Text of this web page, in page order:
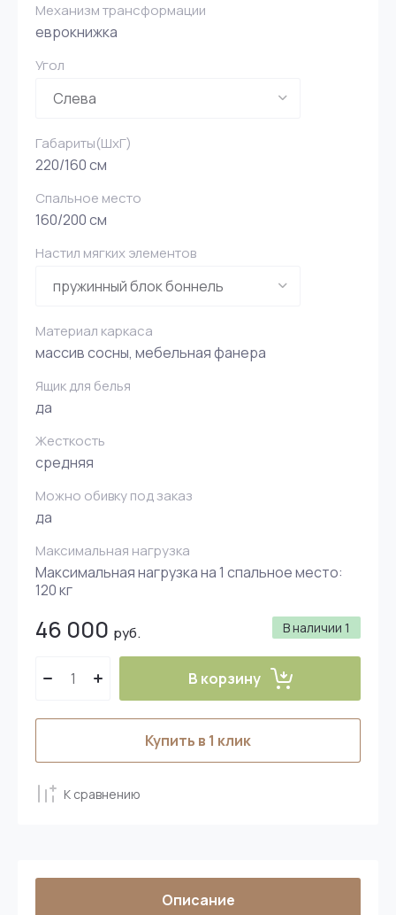
Механизм трансформации
еврокнижка
Угол
Габариты(ШxГ)
220/160 см
Спальное место
160/200 см
Настил мягких элементов
Материал каркаса
массив сосны, мебельная фанера
Ящик для белья
да
Жесткость
средняя
Можно обивку под заказ
да
Максимальная нагрузка
Максимальная нагрузка на 1 спальное место:
120 кг
В наличии 1
46 000 руб.
В корзину
Купить в 1 клик
К сравнению
Описание